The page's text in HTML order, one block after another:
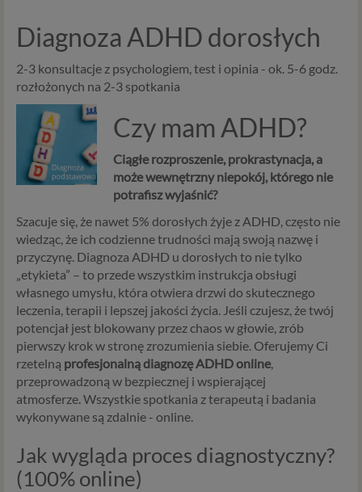
Diagnoza ADHD dorosłych
2-3 konsultacje z psychologiem, test i opinia - ok. 5-6 godz.
rozłożonych na 2-3 spotkania
Czy mam ADHD?
Ciągłe rozproszenie, prokrastynacja, a
może wewnętrzny niepokój, którego nie
potrafisz wyjaśnić?
Szacuje się, że nawet 5% dorosłych żyje z ADHD, często nie
wiedząc, że ich codzienne trudności mają swoją nazwę i
przyczynę. Diagnoza ADHD u dorosłych to nie tylko
„etykieta” – to przede wszystkim instrukcja obsługi
własnego umysłu, która otwiera drzwi do skutecznego
leczenia, terapii i lepszej jakości życia. Jeśli czujesz, że twój
potencjał jest blokowany przez chaos w głowie, zrób
pierwszy krok w stronę zrozumienia siebie. Oferujemy Ci
rzetelną profesjonalną diagnozę ADHD online,
przeprowadzoną w bezpiecznej i wspierającej
atmosferze. Wszystkie spotkania z terapeutą i badania
wykonywane są zdalnie - online.
Jak wygląda proces diagnostyczny?
(100% online)